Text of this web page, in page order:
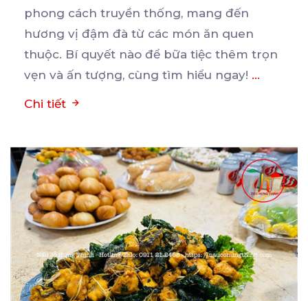
phong cách truyền thống, mang đến
hương vị đậm đà từ các món ăn quen
thuộc. Bí quyết nào để bữa tiệc thêm trọn
vẹn và ấn tượng, cùng tìm hiểu ngay! ...
Chi tiết